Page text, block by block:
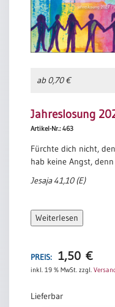
ab 0,70 €
Jahreslosung
Artikel-Nr.: 463
Fürchte dich nicht,
hab keine Angst,
Jesaja 41,10 (E)
Weiterlesen
PREIS: 1,50 €
inkl. 19 % MwSt. zzgl.
Lieferbar